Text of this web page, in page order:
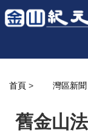
首頁 > 灣區新聞
舊金山